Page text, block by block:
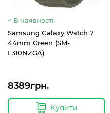
В наявності
Samsung Galaxy Watch 7
44mm Green (SM-
L310NZGA)
8389грн.
Купити